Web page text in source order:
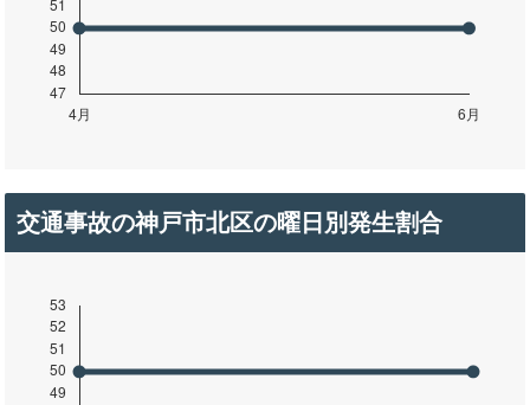
交通事故の神戸市北区の曜日別発生割合